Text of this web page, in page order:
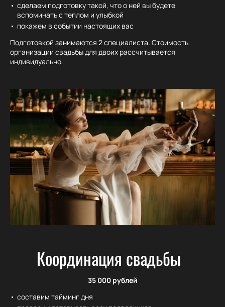
сделаем подготовку такой, что о ней вы будете
вспоминать с теплом и улыбкой
покажем в событии настоящих вас
Подготовкой занимаются 2 специалиста. Стоимость
организации свадьбы для двоих рассчитывается
индивидуально.
Координация свадьбы
35 000 рублей
составим тайминг дня